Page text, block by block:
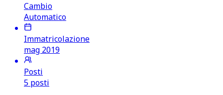
Cambio
Automatico
Immatricolazione
mag 2019
Posti
5 posti